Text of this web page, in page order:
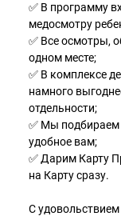
✅ В программу
медосмотру
✅ Все осмотры,
одном месте;
✅ В комплексе
намного
отдельности;
✅ Мы подбираем
удобное вам;
✅ Дарим Карту
на Карту сразу.
С